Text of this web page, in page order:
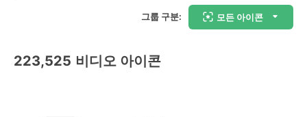
그룹 구분: 모든 아이콘
223,525 비디오 아이콘